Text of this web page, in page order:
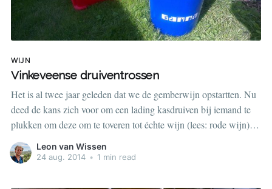
WIJN
Vinkeveense druiventrossen
Het is al twee jaar geleden dat we de gemberwijn opstartten. Nu
deed de kans zich voor om een lading kasdruiven bij iemand te
plukken om deze om te toveren tot échte wijn (lees: rode wijn).
Deze kans hebben wij aangegrepen en zo zijn we vandaag
begonnen met plukken en
Leon van Wissen
24 aug. 2014 • 1 min read